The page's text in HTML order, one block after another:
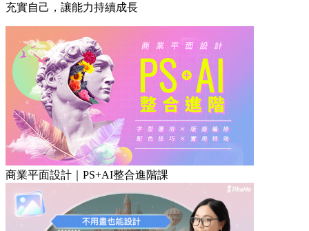
充實自己，讓能力持續成長
商業平面設計｜PS+AI整合進階課